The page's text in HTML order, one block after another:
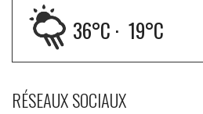
36°C · 19°C
RÉSEAUX SOCIAUX